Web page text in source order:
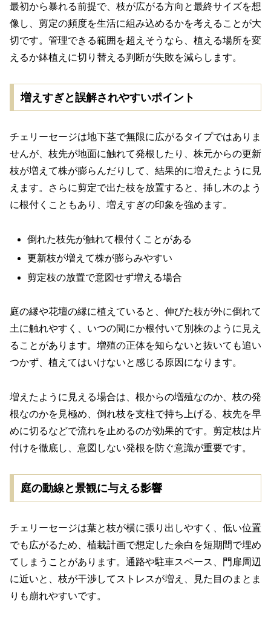
最初から暴れる前提で、枝が広がる方向と最終サイズを想
像し、剪定の頻度を生活に組み込めるかを考えることが大
切です。管理できる範囲を超えそうなら、植える場所を変
えるか鉢植えに切り替える判断が失敗を減らします。
増えすぎと誤解されやすいポイント
チェリーセージは地下茎で無限に広がるタイプではありま
せんが、枝先が地面に触れて発根したり、株元からの更新
枝が増えて株が膨らんだりして、結果的に増えたように見
えます。さらに剪定で出た枝を放置すると、挿し木のよう
に根付くこともあり、増えすぎの印象を強めます。
倒れた枝先が触れて根付くことがある
更新枝が増えて株が膨らみやすい
剪定枝の放置で意図せず増える場合
庭の縁や花壇の縁に植えていると、伸びた枝が外に倒れて
土に触れやすく、いつの間にか根付いて別株のように見え
ることがあります。増殖の正体を知らないと抜いても追い
つかず、植えてはいけないと感じる原因になります。
増えたように見える場合は、根からの増殖なのか、枝の発
根なのかを見極め、倒れ枝を支柱で持ち上げる、枝先を早
めに切るなどで流れを止めるのが効果的です。剪定枝は片
付けを徹底し、意図しない発根を防ぐ意識が重要です。
庭の動線と景観に与える影響
チェリーセージは葉と枝が横に張り出しやすく、低い位置
でも広がるため、植栽計画で想定した余白を短期間で埋め
てしまうことがあります。通路や駐車スペース、門扉周辺
に近いと、枝が干渉してストレスが増え、見た目のまとま
りも崩れやすいです。